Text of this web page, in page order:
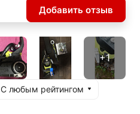
С любым рейтингом
Добавить отзыв